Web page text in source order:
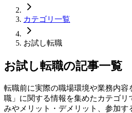
カテゴリ一覧
お試し転職
お試し転職の記事一覧
転職前に実際の職場環境や業務内容
職」に関する情報を集めたカテゴリ
みやメリット・デメリット、参加す